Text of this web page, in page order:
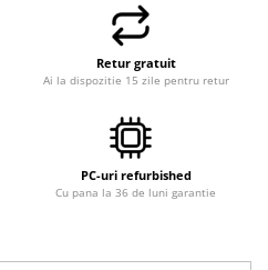
Retur gratuit
Ai la dispozitie 15 zile pentru retur
PC-uri refurbished
Cu pana la 36 de luni garantie